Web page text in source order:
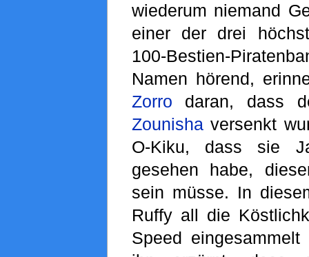
wiederum niemand
einer der drei
100-Bestien-
Namen hörend,
Zorro daran, dass
Zounishaversenkt
O-Kiku, dass sie
gesehen habe,
sein müsse. In
Ruffy all die
Speed